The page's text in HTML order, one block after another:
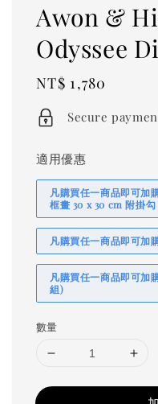
Awon &
Odyssee
Regular
price
NT$ 1,780
Secure
適用優惠
凡購買任一商品即可加
框畫 30 x 30 cm 附掛勾
凡購買任一商品即可
凡購買任一商品即可加
組)
數量